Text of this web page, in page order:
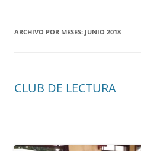
ARCHIVO POR MESES: JUNIO 2018
CLUB DE LECTURA